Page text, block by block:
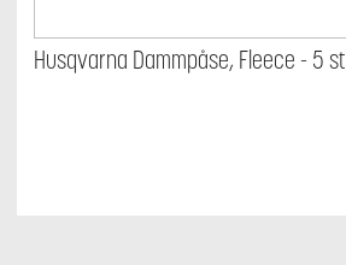
Husqvarna Dammpåse, Fleece - 5 st